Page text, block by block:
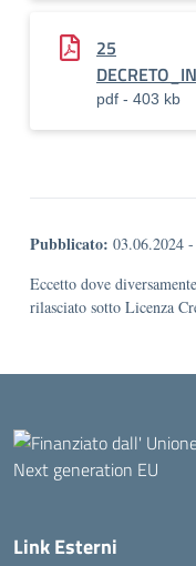
25
pdf - 403 kb
Pubblicato: 03.06.2024 -
Eccetto dove
rilasciato sotto Licenza
Link Esterni